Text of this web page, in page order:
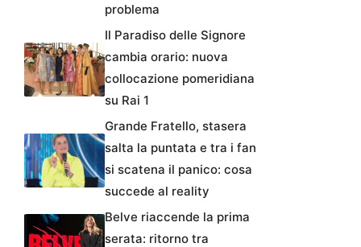
problema
Il Paradiso delle Signore
cambia orario: nuova
collocazione pomeridiana
su Rai 1
Grande Fratello, stasera
salta la puntata e tra i fan
si scatena il panico: cosa
succede al reality
Belve riaccende la prima
serata: ritorno tra